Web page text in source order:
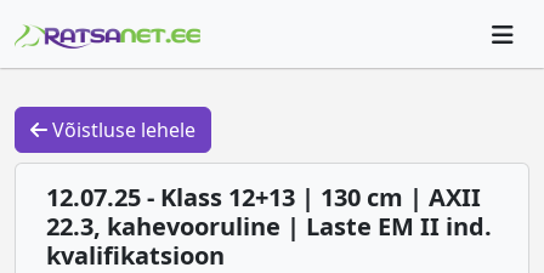
Võistluse lehele
12.07.25 - Klass 12+13 | 130 cm | AXII
22.3, kahevooruline | Laste EM II ind.
kvalifikatsioon